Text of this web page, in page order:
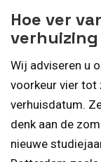
Hoe ver
verhuizing
Wij adviseren u
voorkeur vier tot
verhuisdatum.
denk aan de
nieuwe